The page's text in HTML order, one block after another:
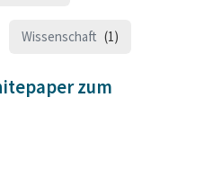
Wissenschaft (1)
zum